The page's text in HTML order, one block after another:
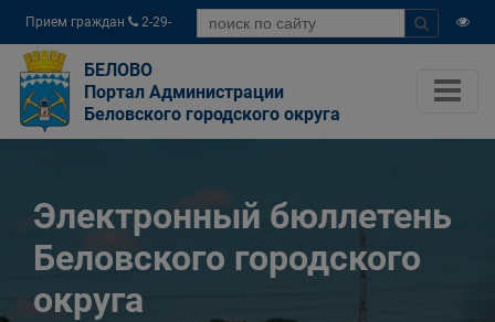
Прием граждан
2-29-
04
БЕЛОВО
Портал Администрации
Беловского городского округа
Электронный бюллетень
Беловского городского
округа